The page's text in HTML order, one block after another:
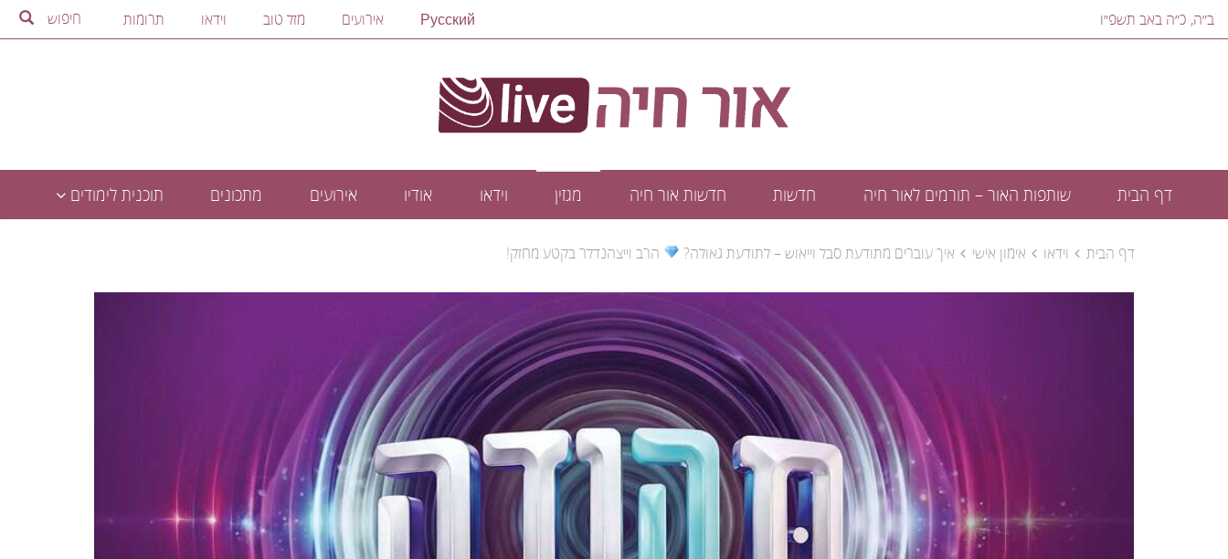
ב״ה, ‎כ״ה באב תשפ״ו‎ Русский אירועים מזל טוב וידאו תרומות חיפוש
דף הבית שותפות האור – תורמים לאור חיה חדשות חדשות אור חיה מגזין וידאו אודיו אירועים מתכונים תוכנית לימודים
דף הבית וידאו אימון אישי איך עוברים מתודעת סבל וייאוש – לתודעת גאולה? הרב וייצהנדלר בקטע מחזק!